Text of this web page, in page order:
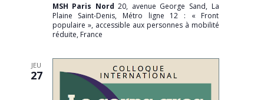
MSH Paris Nord20, avenue George Sand, La
Plaine Saint-Denis, Métro ligne 12 : « Front
populaire », accessible aux personnes à mobilité
réduite, France
JEU
27